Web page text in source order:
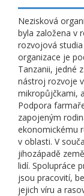
Nezisková
byla založena v
rozvojová
organizace je
Tanzanii, jedné
nástroj rozvoje
mikropůjčkami,
Podpora
zapojeným
ekonomickému
v oblasti. V
jihozápadě
lidí. Spolupráce
jsou pracovití,
jejich víru a